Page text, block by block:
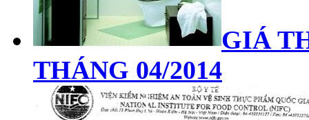
GIÁ
THÁNG 04/2014